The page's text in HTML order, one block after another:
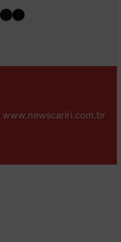
Instagram
Facebook
www.newscariri.com.br